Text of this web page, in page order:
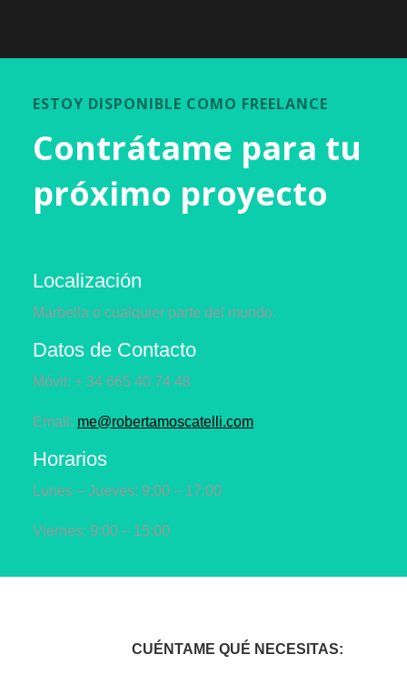
ESTOY DISPONIBLE COMO FREELANCE
Contrátame para tu
próximo proyecto
Localización
Marbella o cualquier parte del mundo.
Datos de Contacto
Móvil: + 34 665 40 74 48
Email: me@robertamoscatelli.com
Horarios
Lunes – Jueves: 9:00 – 17:00
Viernes: 9:00 – 15:00
CUÉNTAME QUÉ NECESITAS: